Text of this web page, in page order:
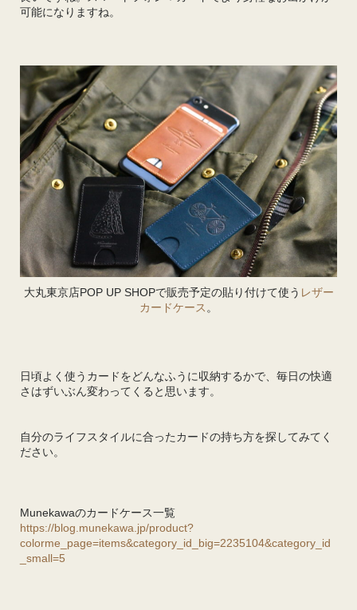
可能になりますね。
大丸東京店POP UP SHOPで販売予定の貼り付けて使う レザー
カードケース 。
日頃よく使うカードをどんなふうに収納するかで、毎日の快適
さはずいぶん変わってくると思います。
自分のライフスタイルに合ったカードの持ち方を探してみてく
ださい。
Munekawaのカードケース一覧
https://blog.munekawa.jp/product?
colorme_page=items&category_id_big=2235104&category_id
_small=5